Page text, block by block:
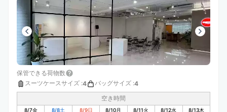
保管できる荷物数
スーツケースサイズ :4 バッグサイズ :4
空き時間
8/7金 8/8土 8/9日 8/10月 8/11火 8/12水 8/13木